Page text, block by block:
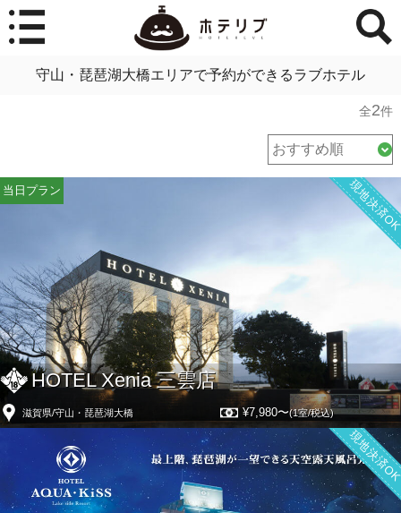
守山・琵琶湖大橋エリアで予約ができるラブホテル
全2件
HOTEL Xenia 三雲店
滋賀県/守山・琵琶湖大橋 ¥7,980〜(1室/税込)
当日プラン 現地決済
現地決済